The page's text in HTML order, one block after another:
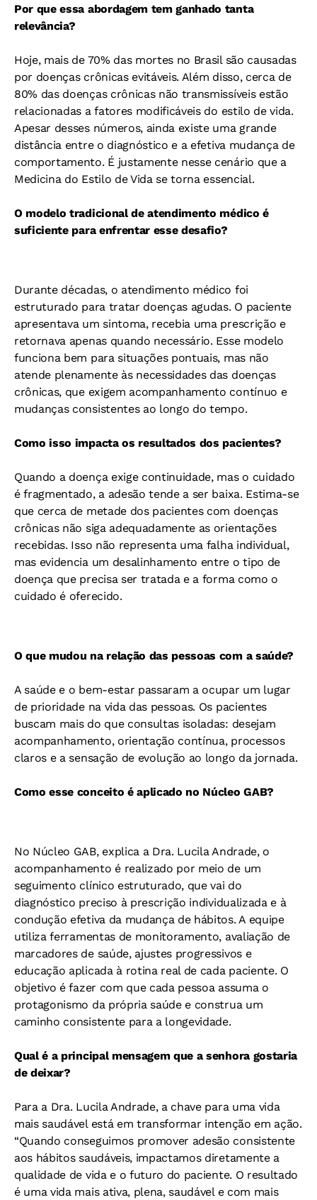
Por que essa abordagem tem ganhado tanta
relevância?
Hoje, mais de 70% das mortes no Brasil são causadas
por doenças crônicas evitáveis. Além disso, cerca de
80% das doenças crônicas não transmissíveis estão
relacionadas a fatores modificáveis do estilo de vida.
Apesar desses números, ainda existe uma grande
distância entre o diagnóstico e a efetiva mudança de
comportamento. É justamente nesse cenário que a
Medicina do Estilo de Vida se torna essencial.
O modelo tradicional de atendimento médico é
suficiente para enfrentar esse desafio?
Durante décadas, o atendimento médico foi
estruturado para tratar doenças agudas. O paciente
apresentava um sintoma, recebia uma prescrição e
retornava apenas quando necessário. Esse modelo
funciona bem para situações pontuais, mas não
atende plenamente às necessidades das doenças
crônicas, que exigem acompanhamento contínuo e
mudanças consistentes ao longo do tempo.
Como isso impacta os resultados dos pacientes?
Quando a doença exige continuidade, mas o cuidado
é fragmentado, a adesão tende a ser baixa. Estima-se
que cerca de metade dos pacientes com doenças
crônicas não siga adequadamente as orientações
recebidas. Isso não representa uma falha individual,
mas evidencia um desalinhamento entre o tipo de
doença que precisa ser tratada e a forma como o
cuidado é oferecido.
O que mudou na relação das pessoas com a saúde?
A saúde e o bem-estar passaram a ocupar um lugar
de prioridade na vida das pessoas. Os pacientes
buscam mais do que consultas isoladas: desejam
acompanhamento, orientação contínua, processos
claros e a sensação de evolução ao longo da jornada.
Como esse conceito é aplicado no Núcleo GAB?
No Núcleo GAB, explica a Dra. Lucila Andrade, o
acompanhamento é realizado por meio de um
seguimento clínico estruturado, que vai do
diagnóstico preciso à prescrição individualizada e à
condução efetiva da mudança de hábitos. A equipe
utiliza ferramentas de monitoramento, avaliação de
marcadores de saúde, ajustes progressivos e
educação aplicada à rotina real de cada paciente. O
objetivo é fazer com que cada pessoa assuma o
protagonismo da própria saúde e construa um
caminho consistente para a longevidade.
Qual é a principal mensagem que a senhora gostaria
de deixar?
Para a Dra. Lucila Andrade, a chave para uma vida
mais saudável está em transformar intenção em ação.
“Quando conseguimos promover adesão consistente
aos hábitos saudáveis, impactamos diretamente a
qualidade de vida e o futuro do paciente. O resultado
é uma vida mais ativa, plena, saudável e com mais